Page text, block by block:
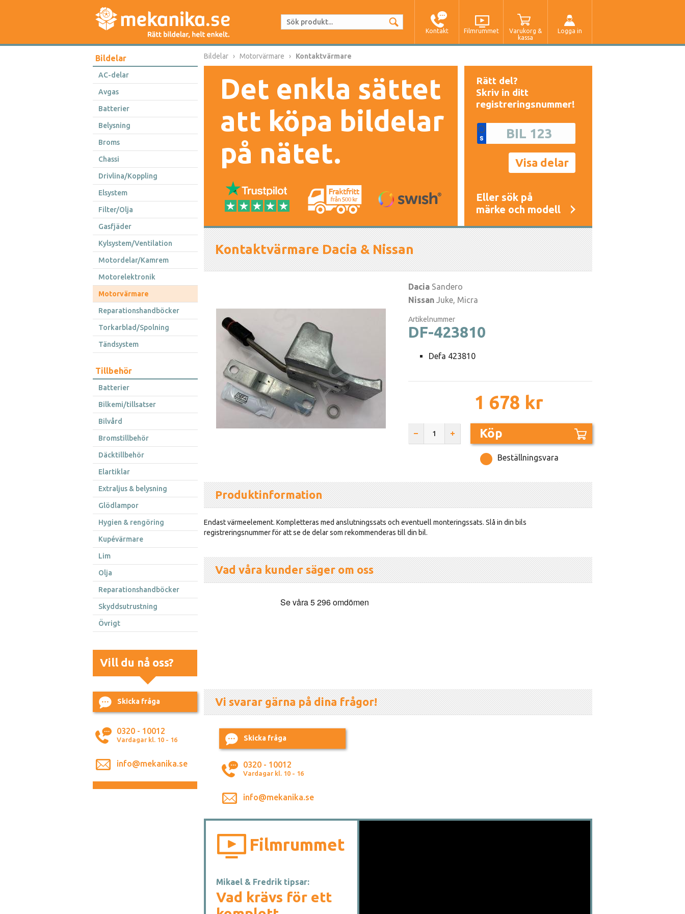
Kontakt Filmrummet
Varukorg &
kassa
Logga in
Bildelar
AC-delar
Avgas
Batterier
Belysning
Broms
Chassi
Drivlina/Koppling
Elsystem
Filter/Olja
Gasfjäder
Kylsystem/Ventilation
Motordelar/Kamrem
Motorelektronik
Motorvärmare
Reparationshandböcker
Torkarblad/Spolning
Tändsystem
Tillbehör
Batterier
Bilkemi/tillsatser
Bilvård
Bromstillbehör
Däcktillbehör
Elartiklar
Extraljus & belysning
Glödlampor
Hygien & rengöring
Kupévärmare
Lim
Olja
Reparationshandböcker
Skyddsutrustning
Övrigt
Vill du nå oss?
Skicka fråga
0320 - 10012
Vardagar kl. 10 - 16
info@mekanika.se
Bildelar Motorvärmare Kontaktvärmare
Det enkla sättet
att köpa bildelar
på nätet.
Rätt del?
Skriv in ditt
registreringsnummer!
Eller sök på
märke och modell
Kontaktvärmare Dacia & Nissan
Dacia Sandero
Nissan Juke, Micra
Artikelnummer
DF-423810
Defa 423810
1 678 kr
Köp
Beställningsvara
Produktinformation
Endast värmeelement. Kompletteras med anslutningssats och eventuell monteringssats. Slå in din bils
registreringsnummer för att se de delar som rekommenderas till din bil.
Vad våra kunder säger om oss
Vi svarar gärna på dina frågor!
Skicka fråga
0320 - 10012
Vardagar kl. 10 - 16
info@mekanika.se
Filmrummet
Mikael & Fredrik tipsar:
Vad krävs för ett